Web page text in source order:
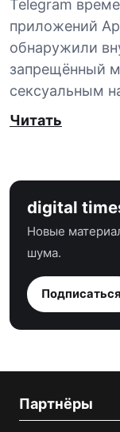
Telegram
приложений
обнаружили
запрещённый
сексуальным
Читать
digital
Новые
шума.
Подписаться
Партнёры